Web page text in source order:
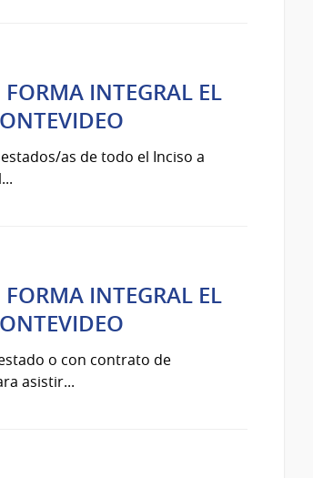
INTEGRAL EL
as de todo el Inciso a
INTEGRAL EL
o con contrato de
asistir...